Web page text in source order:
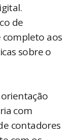
de
aos
sobre o
com
contadores